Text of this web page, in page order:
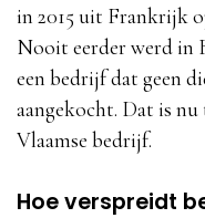
in 2015 uit Frankrijk
Nooit eerder werd in
een bedrijf dat geen
aangekocht. Dat is
Vlaamse bedrijf.
Hoe verspreidt